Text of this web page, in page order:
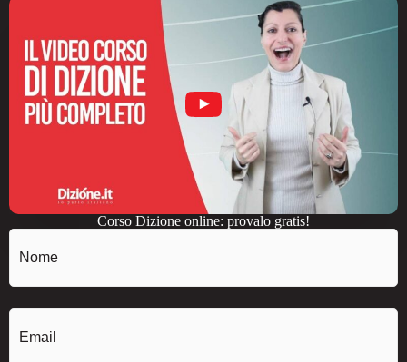
Corso Dizione online: provalo gratis!
Nome
Email